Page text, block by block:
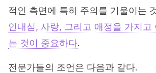
적인 측면에 특히 주의를 기울이는
인내심, 사랑, 그리고 애정을 가지고
는 것이 중요하다.
전문가들의 조언은 다음과 같다.